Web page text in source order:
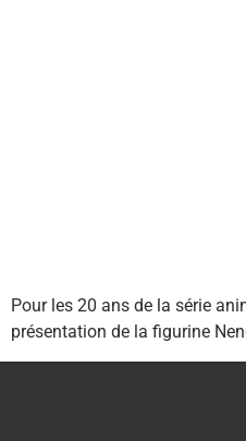
Pour les 20 ans de la série
présentation de la figurine